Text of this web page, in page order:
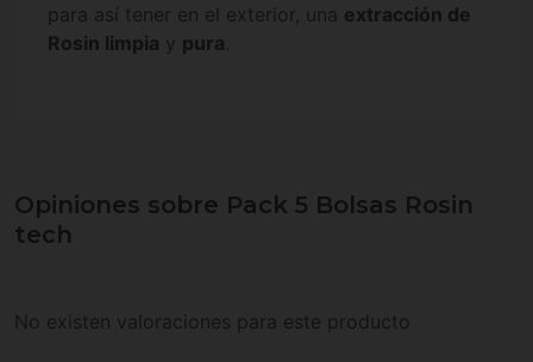
para así tener en el exterior, una extracción de
Rosin limpia y pura.
Opiniones sobre Pack 5 Bolsas Rosin
tech
No existen valoraciones para este producto